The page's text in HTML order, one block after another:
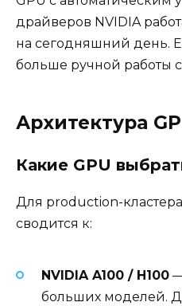
драйверов NVIDIA
на сегодняшний день.
больше ручной работы
Архитектура
Какие GPU
Для production-
сводится к:
NVIDIA A100 / H100
больших моделей.